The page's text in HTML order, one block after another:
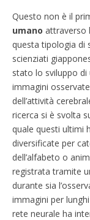
Questo non è il
umano attraverso
questa tipologia di
scienziati
stato lo sviluppo di
immagini
dell’attività
ricerca si è svolta
quale questi ultimi
diversificate per
dell’alfabeto o
registrata tramite
durante sia
immagini per
rete neurale ha